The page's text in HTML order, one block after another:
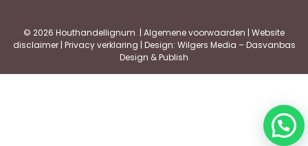
© 2026 Houthandellignum | Algemene voorwaarden | Website
disclaimer| Privacy verklaring | Design: Wilgers Media – Dasvanbas
Design & Publish